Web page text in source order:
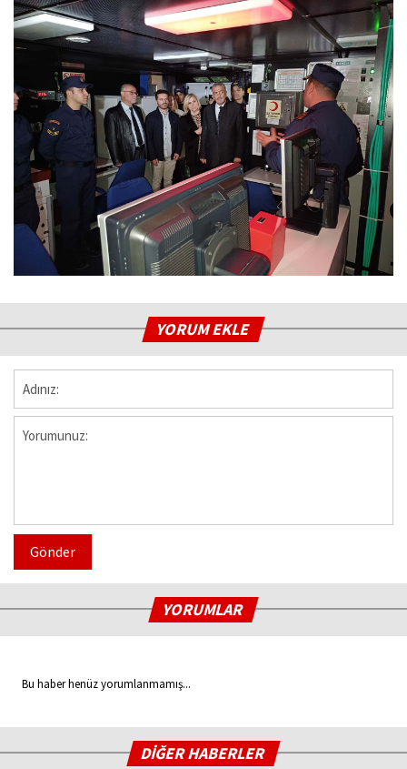
YORUM EKLE
Gönder
YORUMLAR
Bu haber henüz yorumlanmamış...
DİĞER HABERLER